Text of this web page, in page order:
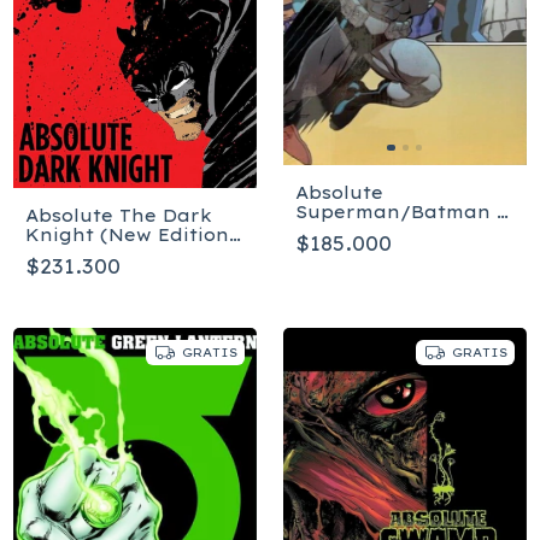
Absolute The Dark
Knight (New Edition)
Tapa dura - Inglés
$231.300
Absolute
Superman/Batman 2
- Inglés - Tapa dura
$185.000
GRATIS GRATIS